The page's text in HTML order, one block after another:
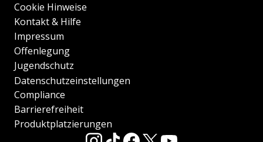
Cookie Hinweise
Kontakt & Hilfe
Impressum
Offenlegung
Jugendschutz
Datenschutzeinstellungen
Compliance
Barrierefreiheit
Produktplatzierungen